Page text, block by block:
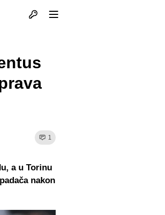
Otvori profil
1
a u Torinu
nakon